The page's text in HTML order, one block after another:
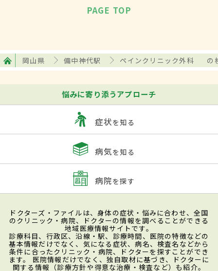
PAGE TOP
岡山県 備中神代駅 ペインクリニック外科 の
悩みに寄り添うアプローチ
症状を知る
病気を知る
病院を探す
ドクターズ・ファイルは、身体の症状・悩みに合わせ、全国
のクリニック・病院、ドクターの情報を調べることができる
地域医療情報サイトです。
診療科目、行政区、沿線・駅、診療時間、医院の特徴などの
基本情報だけでなく、気になる症状、病名、検査名などから
条件に合ったクリニック・病院、ドクターを探すことができ
ます。 医院情報だけでなく、独自取材に基づき、ドクターに
関する情報（診療方針や得意な治療・検査など）も紹介。